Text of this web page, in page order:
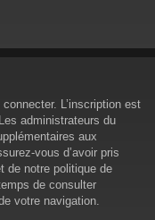
L’inscription est
administrateurs du
aux
vous d’avoir pris
de notre politique de
de consulter
votre navigation.